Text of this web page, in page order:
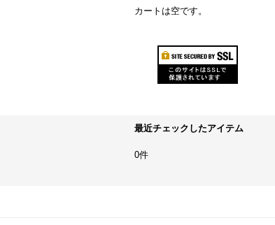
カートは空です。
最近チェックしたアイテム
0件